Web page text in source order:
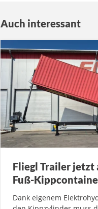
Auch interessant
Fliegl Trailer jetzt
Fuß-
Dank eigenem